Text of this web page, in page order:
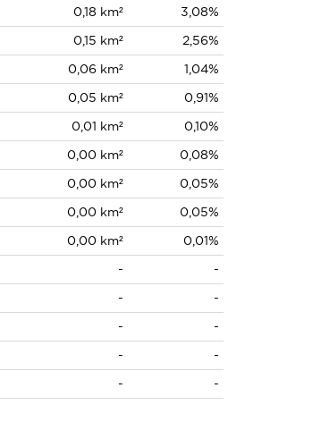
0,18 km²
3,08%
0,15 km²
2,56%
0,06 km²
1,04%
0,05 km²
0,91%
0,01 km²
0,10%
0,00 km²
0,08%
0,00 km²
0,05%
0,00 km²
0,05%
0,00 km²
0,01%
-
-
-
-
-
-
-
-
- -